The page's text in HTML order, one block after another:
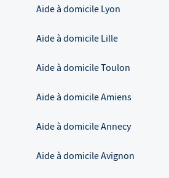
Aide à domicile Lyon
Aide à domicile Lille
Aide à domicileToulon
Aide à domicileAmiens
Aide à domicileAnnecy
Aide à domicileAvignon